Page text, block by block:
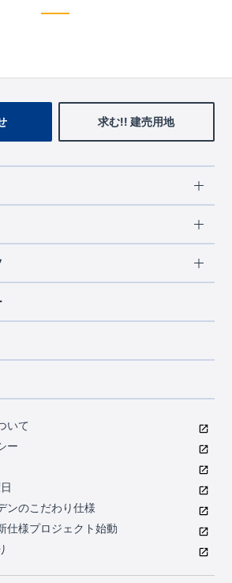
求む!! 建売用地
府
県
ンは地震につよい<建物編>
つ断熱性能
スに自信
ート
付き
選ばれるブルーミングガーデン
わ伝わる暮らしやすさへのこだわり
）
いて
ー
ンのこだわり仕様
仕様プロジェクト始動